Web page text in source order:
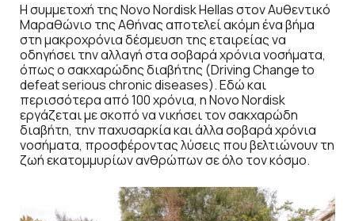
Η συμμετοχή της Novo Nordisk Hellas στον Αυθεντικό
Μαραθώνιο της Αθήνας αποτελεί ακόμη ένα βήμα
στη μακροχρόνια δέσμευση της εταιρείας να
οδηγήσει την αλλαγή στα σοβαρά χρόνια νοσήματα,
όπως ο σακχαρώδης διαβήτης (Driving Change to
defeat serious chronic diseases). Εδώ και
περισσότερα από 100 χρόνια, η Novo Nordisk
εργάζεται με σκοπό να νικήσει τον σακχαρώδη
διαβήτη, την παχυσαρκία και άλλα σοβαρά χρόνια
νοσήματα, προσφέροντας λύσεις που βελτιώνουν τη
ζωή εκατομμυρίων ανθρώπων σε όλο τον κόσμο.